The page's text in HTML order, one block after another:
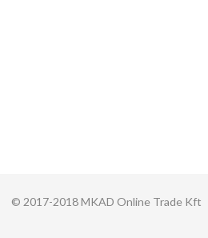
© 2017-2018 MKAD Online Trade Kft